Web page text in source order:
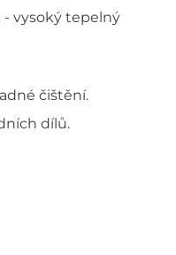
- vysoký tepelný
čištění.
dílů.